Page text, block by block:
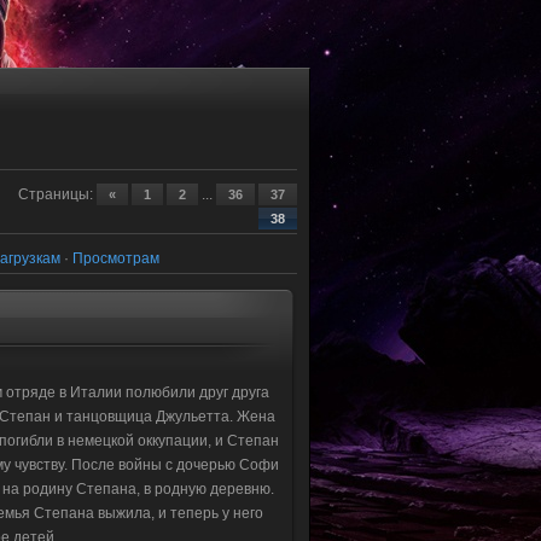
Страницы: « 1 2 ... 36
37
38
· Просмотрам
отряде в Италии полюбили друг друга
Степан и танцовщица Джульетта. Жена
в немецкой оккупации, и Степан
чувству. После войны с дочерью Софи
родину Степана, в родную деревню.
Степана выжила, и теперь у него
детей.